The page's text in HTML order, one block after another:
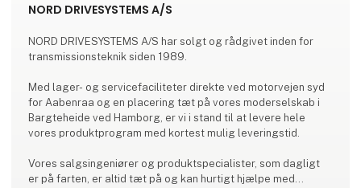
NORD DRIVESYSTEMS A/S
NORD DRIVESYSTEMS A/S har solgt og rådgivet inden for
transmissionsteknik siden 1989.
Med lager- og servicefaciliteter direkte ved motorvejen syd
for Aabenraa og en placering tæt på vores moderselskab i
Bargteheide ved Hamborg, er vi i stand til at levere hele
vores produktprogram med kortest mulig leveringstid.
Vores salgsingeniører og produktspecialister, som dagligt
er på farten, er altid tæt på og kan hurtigt hjælpe med